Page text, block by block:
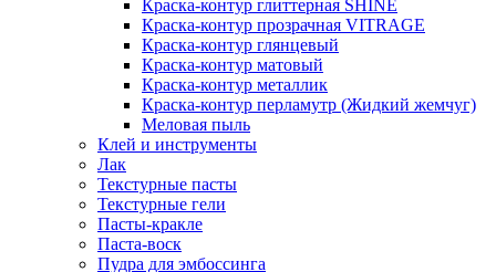
Краска-контур глиттерная SHINE
Краска-контур прозрачная VITRAGE
Краска-контур глянцевый
Краска-контур матовый
Краска-контур металлик
Краска-контур перламутр (Жидкий жемчуг)
Меловая пыль
Клей и инструменты
Лак
Текстурные пасты
Текстурные гели
Пасты-кракле
Паста-воск
Пудра для эмбоссинга